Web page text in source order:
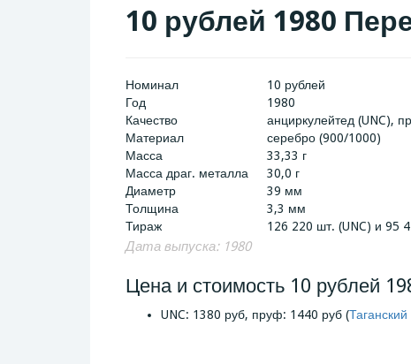
10 рублей 1980
Номинал
10 рублей
Год
1980
Качество
анциркулейтед (UNC),
Материал
серебро (900/1000)
Масса
33,33 г
Масса драг. металла
30,0 г
Диаметр
39 мм
Толщина
3,3 мм
Тираж
126 220 шт. (UNC) и 95
Дата выпуска: 1980
Цена и стоимость 10 рублей
UNC: 1380 руб, пруф: 1440 руб (